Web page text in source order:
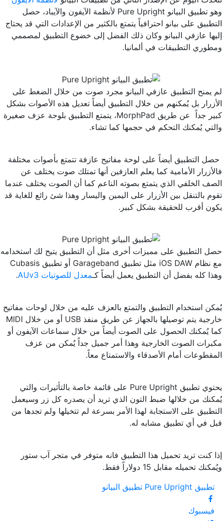
وهو تطبيق البيانو Pure Upright لأنظمة الآيفون والآيباد، حصل
التطبيق على بيانو احترافياً يتمتع بالكثير من الإعدادات التي قد يحتاج
إليها عازفي البيانو وكان ذلك الفضل إلى خضوع التطبيق لمصممي
ومطوري التطبيقات في ألمانيا.
لم يمنح التطبيق عازفي البيانو مجرد صوت من خلال الضغط على
الأزرار بل يُمكنهم من خلال التطبيق أيضاً تعديل هذه الأصوات بشكل
كبير جداً عن طريق MorphPad، يتمتع التطبيق بلوحة عزف صغيرة
والتي يُمكنك التحكم في حجمها كما تشاء.
حصل التطبيق أيضاً على لوحة مفاتيح عازفة تتمتع بأصوات مختلفة
فالأزرار الأمامية كما يعلم العازفين أنها تمتلك صوت يختلف عن
الصف الخلفي الذي يتمتع بصوته الناعم كما أن الصوت يختلف عندما
تقوم بالتنقل بين الأزرار على اليمين واليسار وهذا شئ رائع للغاية قد
يكون أقرب للحقيقة بشكل كبير.
حصل التطبيق على مميزات أخرى مثل أن التطبيق يتيح لك استخدامه
مع نظام iOS DAW مثل تطبيق Garageband أو تطبيق Cubasis
وهذا كله بفضل أن التطبيق يعمل أيضاً كـمعدل للصوتيات AUv3 .
يُمكن استخدام التطبيق والتمتع بالعزف عليه من خلال لوحات مفاتيح
خارجية يتم توصيلها بالجهاز عن طريق منفذ USB أو من خلال MIDI
كما يُمكنك الحصول على الصوت أيضاً من خلال سماعات الآيفون أو
مكبرات الصوت الخارجية وهذا أمر جميل جداً يُمكن من عزف
المقطوعات أمام الأصدقاء والاستمتاع معاً.
يحتوي تطبيق Pure Upright على قائمة خاصة بالتأثيرات والتي
يُمكنك من خلالها ضبط التون الذي تريد أن يصدره كل زر وسيعمل
التطبيق على الاستجابة لهذا الأمر بسرعة لم تتخيلها ولم تجدها من
قبل في أي تطبيق مشابه له.
إذا كنت تريد تحميل هذا التطبيق فانه متوفر في متجر آب ستور
ويُمكنك تحميله مقابل 15 دولاراً فقط.
تطبيق Pure Upright
تطبيق البيانو
فيسبوك